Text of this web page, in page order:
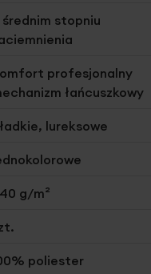
średnim stopniu
profesjonalny
łańcuszkowy
lureksowe
g/m²
poliester